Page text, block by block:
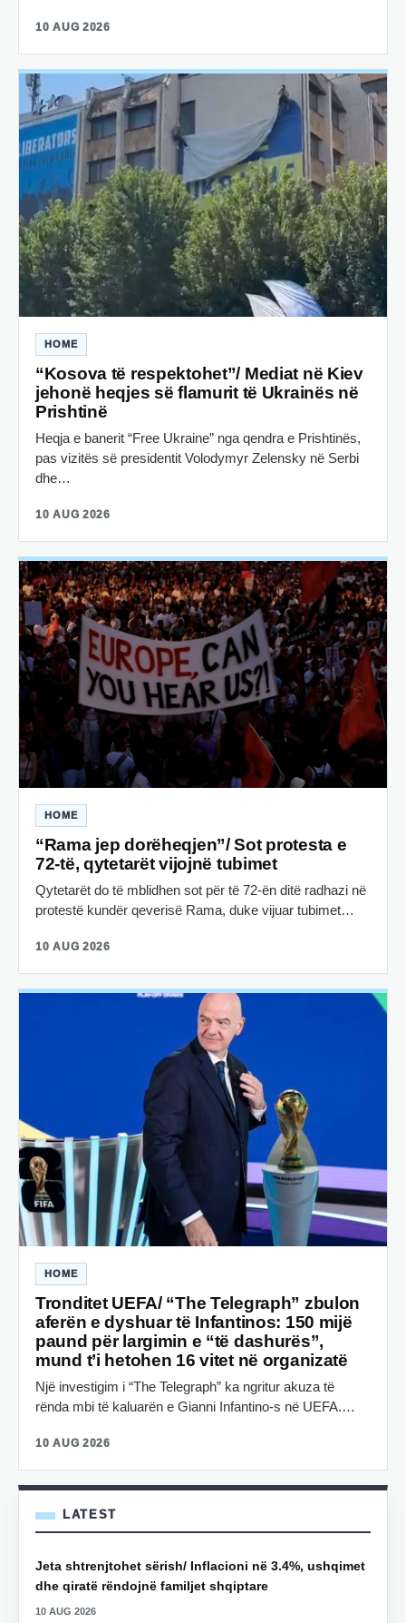
10 AUG 2026
HOME
“Kosova të respektohet”/ Mediat në Kiev
jehonë heqjes së flamurit të Ukrainës në
Prishtinë
Heqja e banerit “Free Ukraine” nga qendra e Prishtinës,
pas vizitës së presidentit Volodymyr Zelensky në Serbi
dhe…
10 AUG 2026
HOME
“Rama jep dorëheqjen”/ Sot protesta e
72-të, qytetarët vijojnë tubimet
Qytetarët do të mblidhen sot për të 72-ën ditë radhazi në
protestë kundër qeverisë Rama, duke vijuar tubimet…
10 AUG 2026
HOME
Tronditet UEFA/ “The Telegraph” zbulon
aferën e dyshuar të Infantinos: 150 mijë
paund për largimin e “të dashurës”,
mund t’i hetohen 16 vitet në organizatë
Një investigim i “The Telegraph” ka ngritur akuza të
rënda mbi të kaluarën e Gianni Infantino-s në UEFA.…
10 AUG 2026
LATEST
Jeta shtrenjtohet sërish/ Inflacioni në 3.4%, ushqimet
dhe qiratë rëndojnë familjet shqiptare
10 AUG 2026